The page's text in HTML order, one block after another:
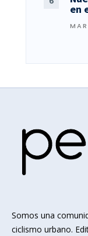
en
Somos una
ciclismo urbano.